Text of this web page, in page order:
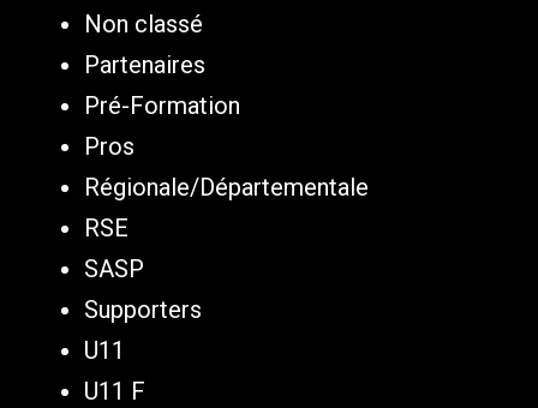
Non classé
Partenaires
Pré-Formation
Pros
Régionale/Départementale
RSE
SASP
Supporters
U11
U11 F